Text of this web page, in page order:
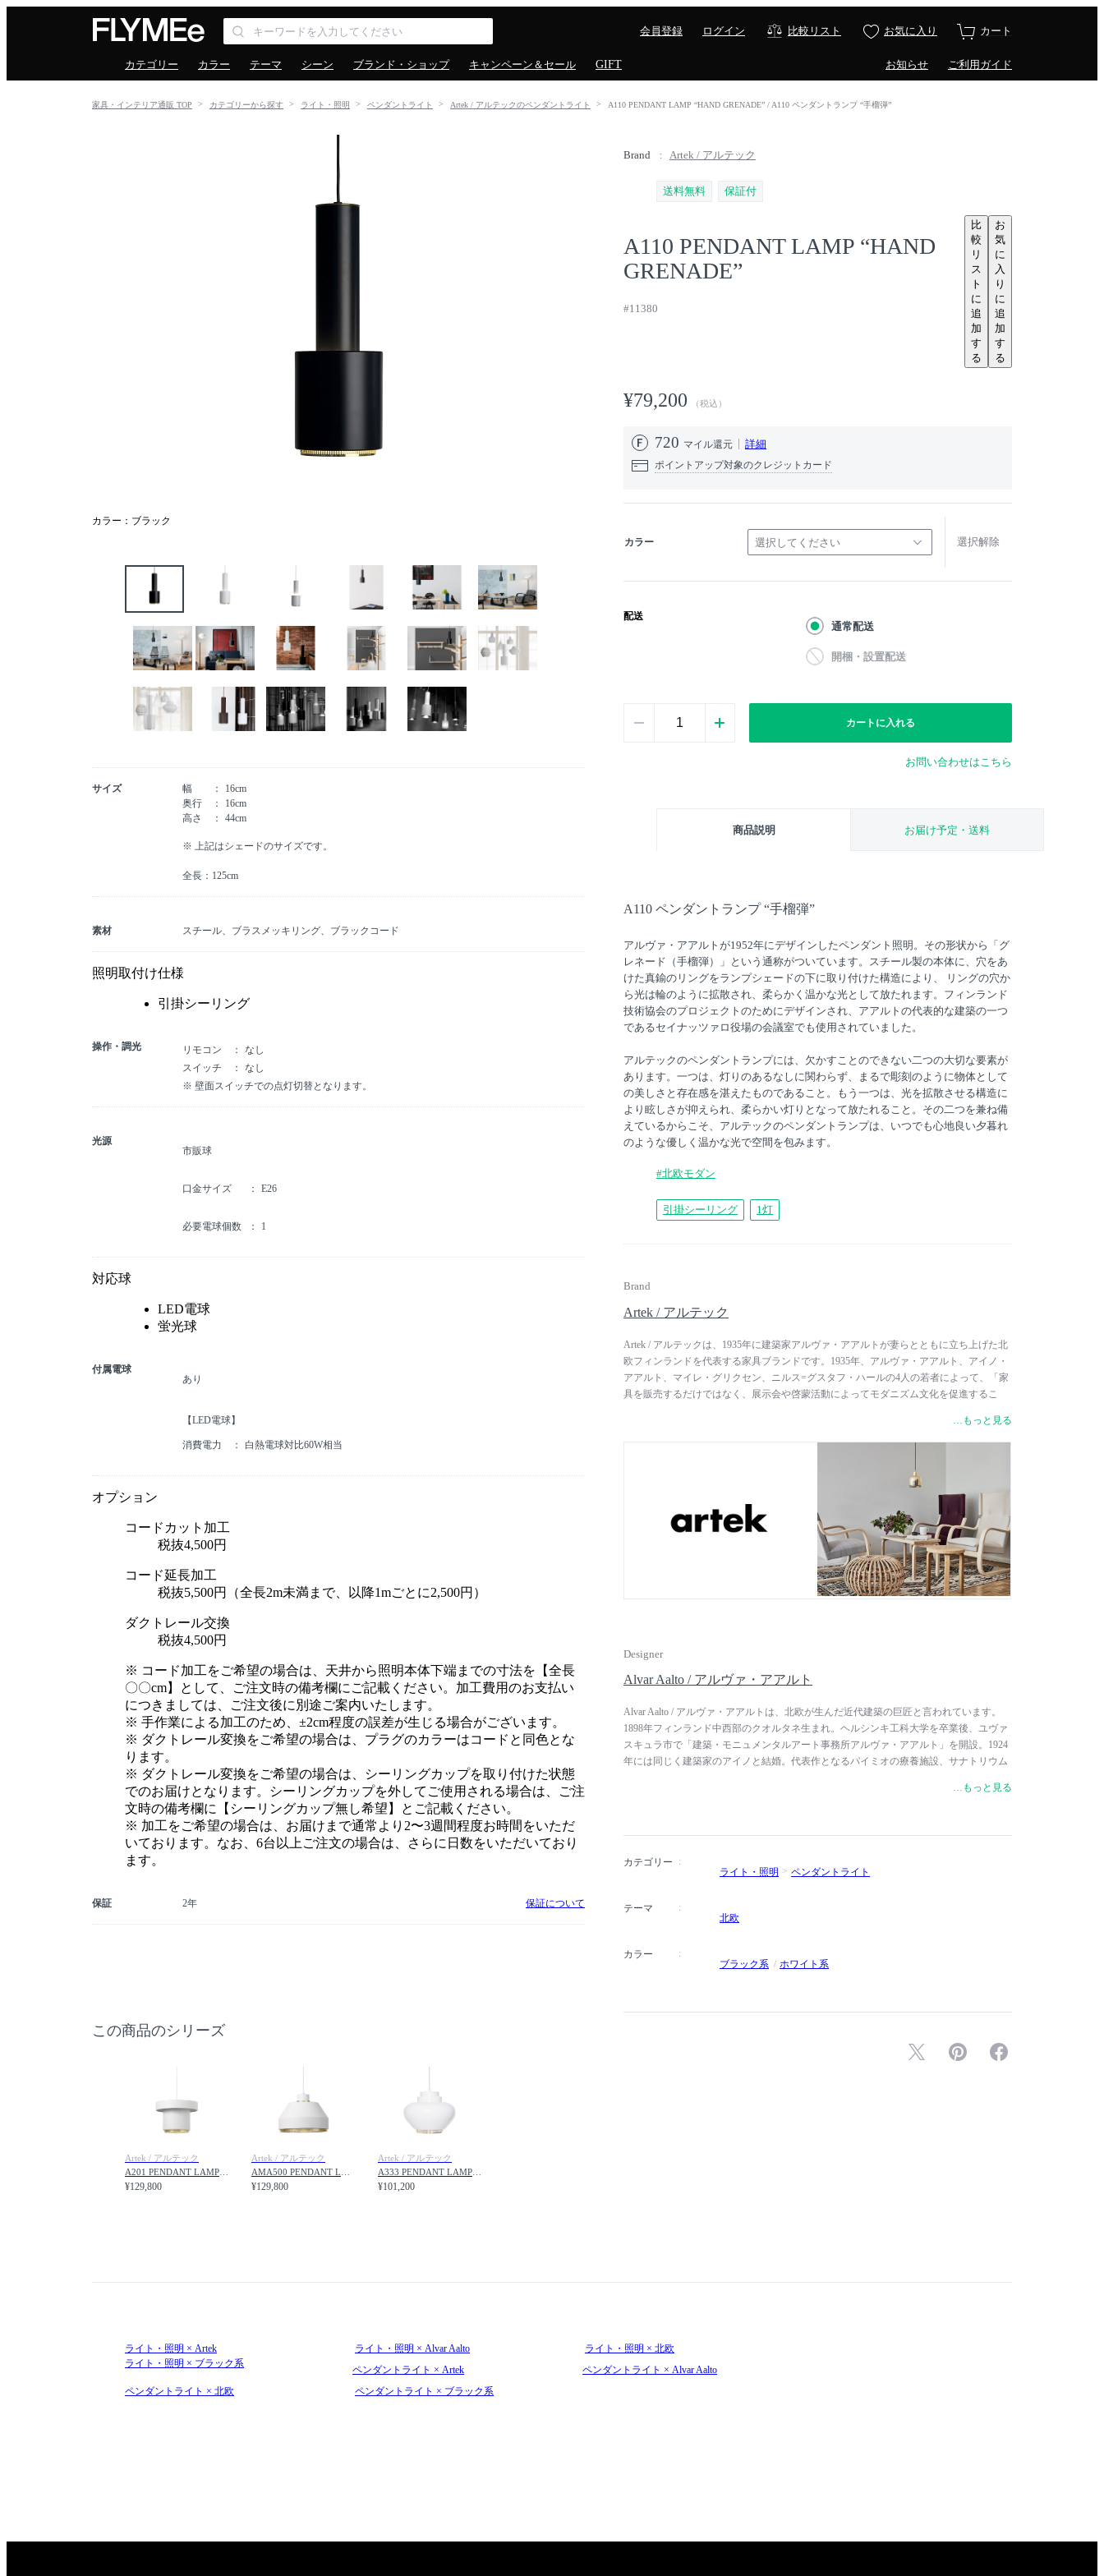
会員登録 ログイン 比較リスト お気に入り カート
カテゴリー カラー テーマ シーン ブランド・ショップ キャンペーン＆セール GIFT お知らせ ご利用ガイド
家具・インテリア通販 TOP カテゴリーから探す ライト・照明 ペンダントライト Artek / アルテックのペンダントライト A110 PENDANT LAMP “HAND GRENADE” / A110 ペンダントランプ “手榴弾”
Brand Artek / アルテック
送料無料 保証付
A110 PENDANT LAMP “HAND
GRENADE”
#11380
比
較
リ
ス
ト
に
追
加
す
る
お
気
に
入
り
に
追
加
す
る
¥79,200 （税込）
720 マイル還元 詳細
ポイントアップ対象のクレジットカード
カラー 選択してください 選択解除
配送
通常配送
開梱・設置配送
カートに入れる
お問い合わせはこちら
商品説明 お届け予定・送料
A110 ペンダントランプ “手榴弾”
アルヴァ・アアルトが1952年にデザインしたペンダント照明。その形状から「グ
レネード（手榴弾）」という通称がついています。スチール製の本体に、穴をあ
けた真鍮のリングをランプシェードの下に取り付けた構造により、 リングの穴か
ら光は輪のように拡散され、柔らかく温かな光として放たれます。フィンランド
技術協会のプロジェクトのためにデザインされ、アアルトの代表的な建築の一つ
であるセイナッツァロ役場の会議室でも使用されていました。
アルテックのペンダントランプには、欠かすことのできない二つの大切な要素が
あります。一つは、灯りのあるなしに関わらず、まるで彫刻のように物体として
の美しさと存在感を湛えたものであること。もう一つは、光を拡散させる構造に
より眩しさが抑えられ、柔らかい灯りとなって放たれること。その二つを兼ね備
えているからこそ、アルテックのペンダントランプは、いつでも心地良い夕暮れ
のような優しく温かな光で空間を包みます。
#北欧モダン
引掛シーリング 1灯
Brand
Artek / アルテック
Artek / アルテックは、1935年に建築家アルヴァ・アアルトが妻らとともに立ち上げた北
欧フィンランドを代表する家具ブランドです。1935年、アルヴァ・アアルト、アイノ・
アアルト、マイレ・グリクセン、ニルス=グスタフ・ハールの4人の若者によって、「家
具を販売するだけではなく、展示会や啓蒙活動によってモダニズム文化を促進するこ
活躍する建築家やデザイナーによる家具や照明、ホームアクセサリーが揃うコレクショ
ンは一様に、機能性に基づき、詩的なまでに明快なデザインです。 Artek（アルテッ
き起こった国際的なモダニズム運動のキーワードを掛け合わせた造語です。テクノロジ
ーはアートを取り入れることで洗練されたものとなり、アートはテクノロジーの力で機
能的で実用的なものになるという思いが込められています。創業者の精神を受け継ぎ、
アルテックは今日でもデザイン、アート、建築の交点に立ち、未来への道を切り開き続
…もっと見る
Designer
Alvar Aalto / アルヴァ・アアルト
Alvar Aalto / アルヴァ・アアルトは、北欧が生んだ近代建築の巨匠と言われています。
1898年フィンランド中西部のクオルタネ生まれ。ヘルシンキ工科大学を卒業後、ユヴァ
スキュラ市で「建築・モニュメンタルアート事務所アルヴァ・アアルト」を開設。1924
年には同じく建築家のアイノと結婚。代表作となるパイミオの療養施設、サナトリウム
っかけで、本格的な家具デザインをスタート。特にサナトリウム用に制作したアームチ
…もっと見る
カテゴリー
ライト・照明
ペンダントライト
テーマ
北欧
カラー
ブラック系
ホワイト系
カラー：ブラック
サイズ 幅
16cm
奥行
16cm
高さ
44cm
※ 上記はシェードのサイズです。
全長：125cm
素材 スチール、ブラスメッキリング、ブラックコード
照明取付け仕様
引掛シーリング
操作・調光 リモコン
なし
スイッチ
なし
※ 壁面スイッチでの点灯切替となります。
光源
市販球
口金サイズ E26
必要電球個数 1
対応球
LED電球
蛍光球
付属電球
あり
【LED電球】
消費電力 白熱電球対比60W相当
オプション
コードカット加工
税抜4,500円
コード延長加工
税抜5,500円（全長2m未満まで、以降1mごとに2,500円）
ダクトレール交換
税抜4,500円
※ コード加工をご希望の場合は、天井から照明本体下端までの寸法を【全長
〇〇cm】として、ご注文時の備考欄にご記載ください。加工費用のお支払い
につきましては、ご注文後に別途ご案内いたします。
※ 手作業による加工のため、±2cm程度の誤差が生じる場合がございます。
※ ダクトレール変換をご希望の場合は、プラグのカラーはコードと同色とな
ります。
※ ダクトレール変換をご希望の場合は、シーリングカップを取り付けた状態
でのお届けとなります。シーリングカップを外してご使用される場合は、ご注
文時の備考欄に【シーリングカップ無し希望】とご記載ください。
※ 加工をご希望の場合は、お届けまで通常より2〜3週間程度お時間をいただ
いております。なお、6台以上ご注文の場合は、さらに日数をいただいており
ます。
保証 2年 保証について
この商品のシリーズ
Artek / アルテック
¥129,800
Artek / アルテック
¥129,800
Artek / アルテック
¥101,200
ライト・照明 × Artek ライト・照明 × Alvar Aalto
ライト・照明 × 北欧
ライト・照明 × ブラック系
ペンダントライト × Artek
ペンダントライト × Alvar Aalto
ペンダントライト × 北欧
ペンダントライト × ブラック系